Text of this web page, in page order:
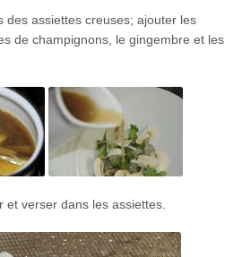
des assiettes creuses; ajouter les
de champignons, le gingembre et les
verser dans les assiettes.